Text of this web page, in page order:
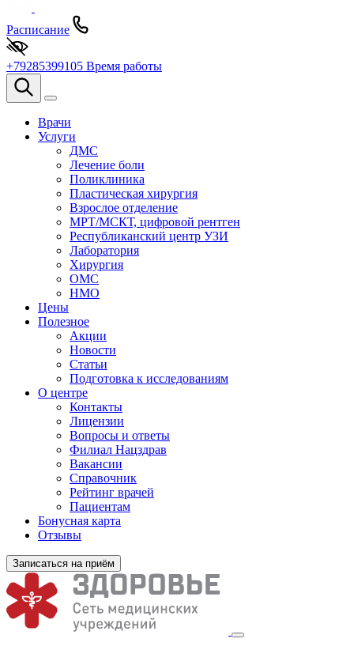
Расписание
+79285399105 Время работы
Врачи
Услуги
ДМС
Лечение боли
Поликлиника
Пластическая хирургия
Взрослое отделение
МРТ/МСКТ, цифровой рентген
Республиканский центр УЗИ
Лаборатория
Хирургия
ОМС
НМО
Цены
Полезное
Акции
Новости
Статьи
Подготовка к исследованиям
О центре
Контакты
Лицензии
Вопросы и ответы
Филиал Нацздрав
Вакансии
Справочник
Рейтинг врачей
Пациентам
Бонусная карта
Отзывы
Записаться на приём